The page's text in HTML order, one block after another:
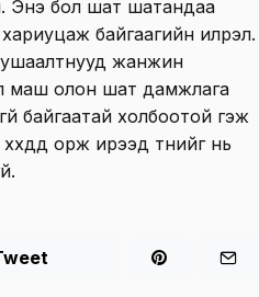
Энэ бол шат шатандаа
байгаагийн илрэл.
жанжин
маш олон шат дамжлага
байгаатай холбоотой гэж
орж ирээд түүнийг нь